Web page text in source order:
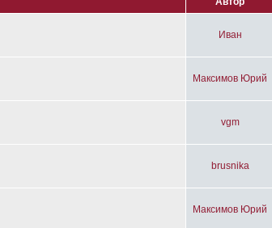
Иван
Максимов Юрий
vgm
brusnika
Максимов Юрий